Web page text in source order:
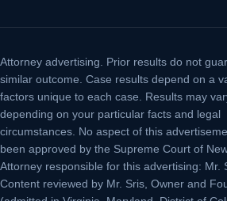
Attorney advertising. Prior results do not
similar outcome. Case results depend on a
factors unique to each case. Results may
depending on your particular facts and legal
circumstances. No aspect of this
been approved by the Supreme Court of
Attorney responsible for this advertising: Mr.
Content reviewed by Mr. Sris, Owner and